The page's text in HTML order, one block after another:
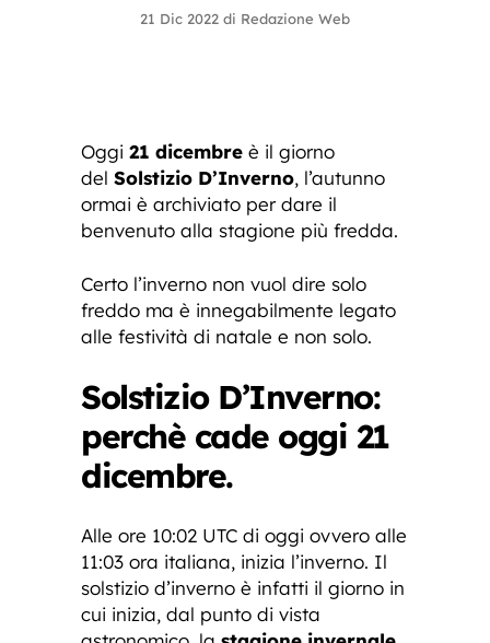
21 Dic 2022 di Redazione Web
Oggi 21 dicembre è il giorno
del Solstizio D’Inverno, l’autunno
ormai è archiviato per dare il
benvenuto alla stagione più fredda.
Certo l’inverno non vuol dire solo
freddo ma è innegabilmente legato
alle festività di natale e non solo.
Solstizio D’Inverno:
perchè cade oggi 21
dicembre.
Alle ore 10:02 UTC di oggi ovvero alle
11:03 ora italiana, inizia l’inverno. Il
solstizio d’inverno è infatti il giorno in
cui inizia, dal punto di vista